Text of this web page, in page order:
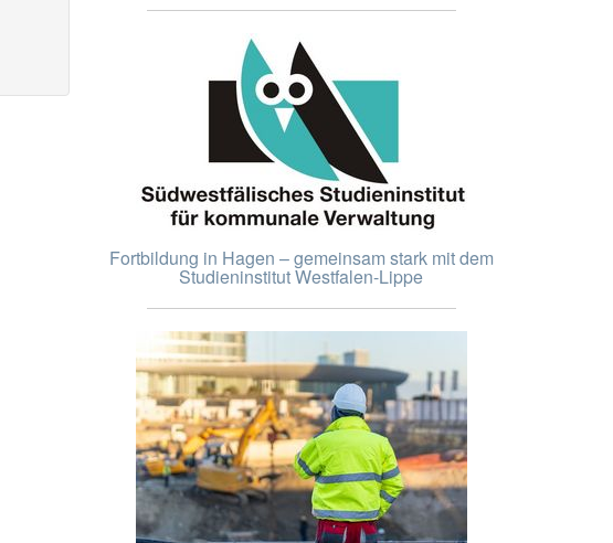
Fortbildung in Hagen – gemeinsam stark mit dem
Studieninstitut Westfalen-Lippe